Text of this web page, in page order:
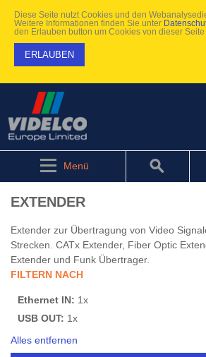
Diese Seite nutzt Cookies und den
Weitere Informationen finden Sie unter
den Erlauben button um Cookies von dieser Seite
ERLAUBEN
Menü
EXTENDER
Extender zur Übertragung von Video
Strecken. CATx Extender, Fiber Optic
Extender und Funk Übertrager.
FILTERN NACH
Ethernet IN: 1x
USB OUT: 1x
Alles entfernen